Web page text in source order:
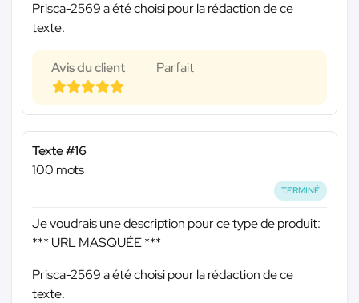
Prisca-2569 a été choisi pour la rédaction de ce
texte.
Avis du client Parfait
Texte #16
100 mots
TERMINÉ
Je voudrais une description pour ce type de produit:
*** URL MASQUÉE ***
Prisca-2569 a été choisi pour la rédaction de ce
texte.